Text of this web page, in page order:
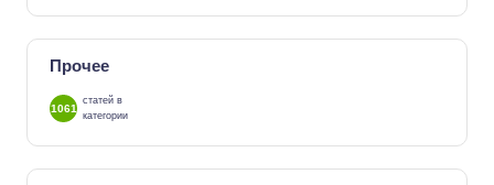
Прочее
1061
статей в
категории